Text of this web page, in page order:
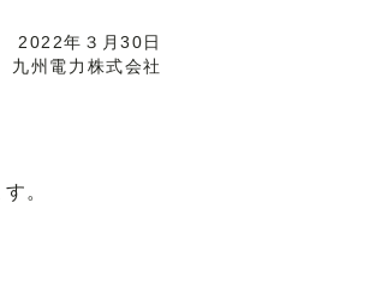
2022年３月30日
九州電力株式会社
。